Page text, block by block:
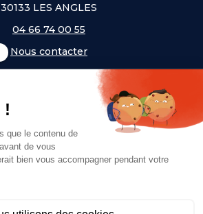
30133 LES ANGLES
04 66 74 00 55
Nous contacter
NOS UNIVERS